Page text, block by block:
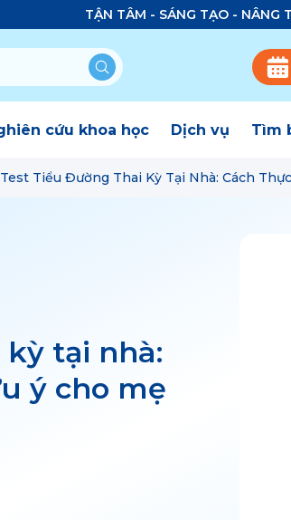
TẬN TÂM - SÁNG TẠO - NÂNG
cứu khoa học Dịch vụ Tìm
Test Tiểu Đường Thai Kỳ Tại Nhà: Cách
tại nhà:
ý cho mẹ